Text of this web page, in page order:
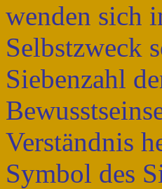
wenden sich
Selbstzweck
Siebenzahl
Verständnis
Symbol des